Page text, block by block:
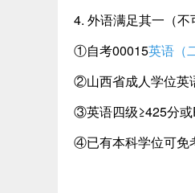
4. 外语满足其一（不
①自考00015英语（
②山西省成人学位英
③英语四级≥425分或
④已有本科学位可免